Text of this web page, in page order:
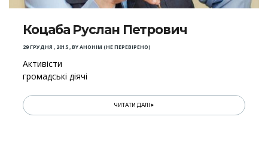
Коцаба Руслан Петрович
29 ГРУДНЯ , 2015,BYАНОНІМ (НЕ ПЕРЕВІРЕНО)
Активісти
громадські діячі
ЧИТАТИ ДАЛІ